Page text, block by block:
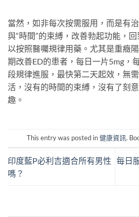
當然，如非每次按需服用，而是有
與“時間”的束縛，改善勃起功能，
以按照醫囑規律用藥。尤其是重癥
期改善ED的患者，每日一片5mg，
段規律進服，最快第二天起效，無
活，沒有的時間的束縛，沒有了刻
趣。
This entry was posted in健康資訊.
印度藍P必利吉適合所有男性
嗎？
每日